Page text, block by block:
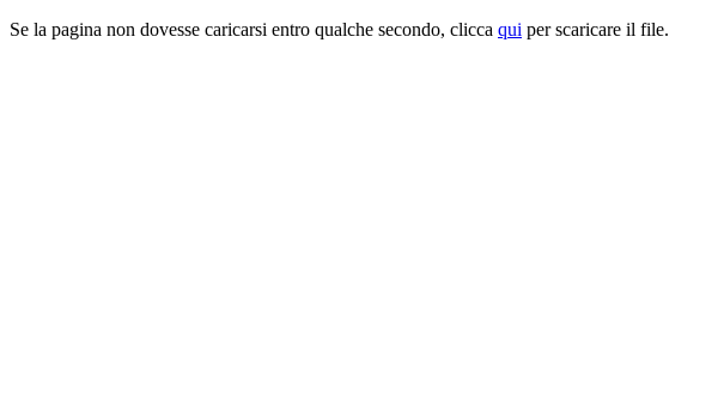
Se la pagina non dovesse caricarsi entro qualche secondo, clicca qui per scaricare il file.